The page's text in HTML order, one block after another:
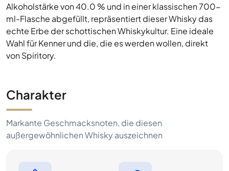
Alkoholstärke von 40.0 % und in einer klassischen 700-
ml-Flasche abgefüllt, repräsentiert dieser Whisky das
echte Erbe der schottischen Whiskykultur. Eine ideale
Wahl für Kenner und die, die es werden wollen, direkt
von Spiritory.
Charakter
Markante Geschmacksnoten, die diesen
außergewöhnlichen Whisky auszeichnen